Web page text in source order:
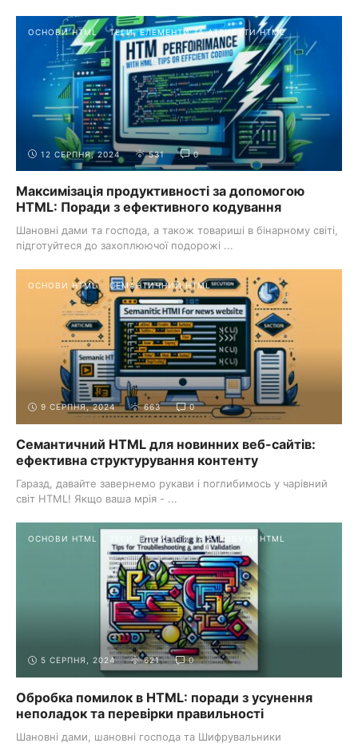
ОСНОВИ HTML ТЕГИ, ЕЛЕМЕНТИ ТА АТРИБУТИ HTML
12 СЕРПНЯ, 2024 531 0
Максимізація продуктивності за допомогою
HTML: Поради з ефективного кодування
Шановні дами та господа, а також товариші в бінарному світі,
підготуйтеся до захоплюючої подорожі ...
ОСНОВИ HTML СЕМАНТИЧНИЙ HTML
9 СЕРПНЯ, 2024 663 0
Семантичний HTML для новинних веб-сайтів:
ефективна структурування контенту
Гаразд, давайте завернемо рукави і поглибимось у чарівний
світ HTML! Якщо ваша мрія - ...
ОСНОВИ HTML ТЕГИ, ЕЛЕМЕНТИ ТА АТРИБУТИ HTML
5 СЕРПНЯ, 2024 621 0
Обробка помилок в HTML: поради з усунення
неполадок та перевірки правильності
Шановні дами, шановні господа та Шифрувальники